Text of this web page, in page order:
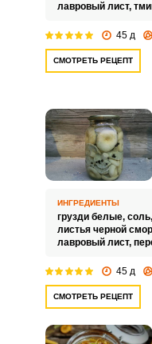
лавровый лист,
45 д
СМОТРЕТЬ РЕЦЕПТ
ИНГРЕДИЕНТЫ
грузди белые, соль,
листья черной
лавровый лист,
45 д
СМОТРЕТЬ РЕЦЕПТ